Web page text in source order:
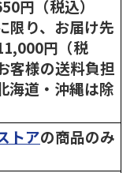
円（税込）
限り、お届け先
円（税
客様の送料負担
海道・沖縄は除
トアの商品のみ